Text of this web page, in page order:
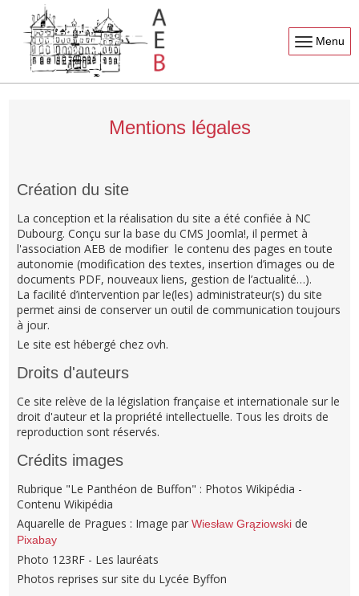
Menu
Mentions légales
Création du site
La conception et la réalisation du site a été confiée à NC
Dubourg. Conçu sur la base du CMS Joomla!, il permet à
l'association AEB de modifier le contenu des pages en toute
autonomie (modification des textes, insertion d’images ou de
documents PDF, nouveaux liens, gestion de l’actualité…).
La facilité d’intervention par le(les) administrateur(s) du site
permet ainsi de conserver un outil de communication toujours
à jour.
Le site est hébergé chez ovh.
Droits d'auteurs
Ce site relève de la législation française et internationale sur le
droit d'auteur et la propriété intellectuelle. Tous les droits de
reproduction sont réservés.
Crédits images
Rubrique "Le Panthéon de Buffon" : Photos Wikipédia -
Contenu Wikipédia
Aquarelle de Pragues : Image parWiesław Grąziowski de
Pixabay
Photo 123RF - Les lauréats
Photos reprises sur site du Lycée Byffon